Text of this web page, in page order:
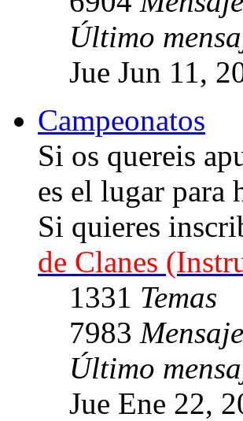
Último
Jue Jun 11,
Campeonatos
Si os quereis
es el lugar para
Si quieres
de Clanes
1331 Temas
7983
Último
Jue Ene 22,